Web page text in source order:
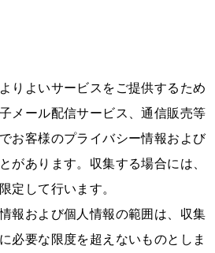
りよいサービスをご提供するため
メール配信サービス、通信販売等
お客様のプライバシー情報および
があります。収集する場合には、
定して行います。
報および個人情報の範囲は、収集
必要な限度を超えないものとしま